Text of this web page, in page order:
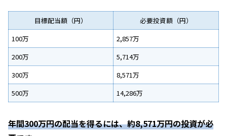
目標配当額（円）
必要投資額（円）
100万
2,857万
200万
5,714万
300万
8,571万
500万
14,286万
年間300万円の配当を得るには、約8,571万円の投資が必